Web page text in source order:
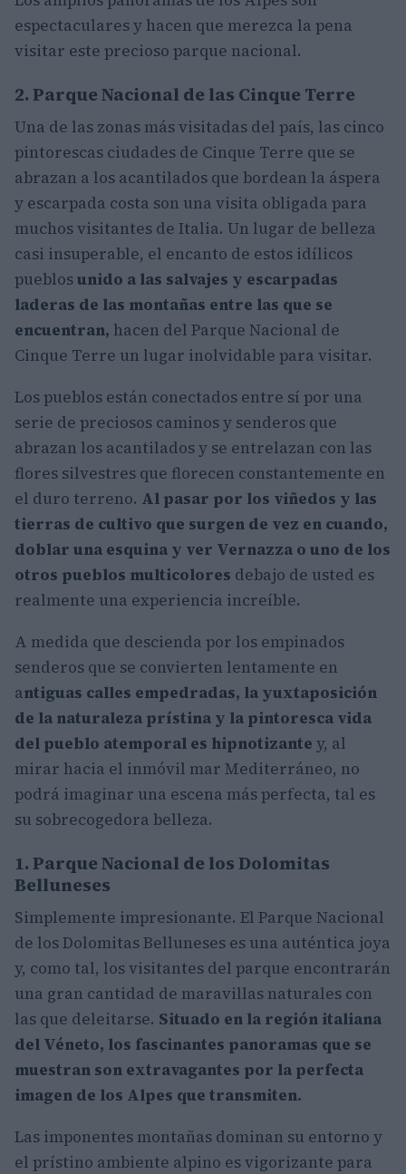
espectaculares y hacen que merezca la pena
visitar este precioso parque nacional.
2. Parque Nacional de las Cinque Terre
Una de las zonas más visitadas del país, las cinco
pintorescas ciudades de Cinque Terre que se
abrazan a los acantilados que bordean la áspera
y escarpada costa son una visita obligada para
muchos visitantes de Italia. Un lugar de belleza
casi insuperable, el encanto de estos idílicos
pueblosunido a las salvajes y escarpadas
laderas de las montañas entre las que se
encuentran, hacen del Parque Nacional de
Cinque Terre un lugar inolvidable para visitar.
Los pueblos están conectados entre sí por una
serie de preciosos caminos y senderos que
abrazan los acantilados y se entrelazan con las
flores silvestres que florecen constantemente en
el duro terreno. Al pasar por los viñedos y las
tierras de cultivo que surgen de vez en cuando,
doblar una esquina y ver Vernazza o uno de los
otros pueblos multicolores debajo de usted es
realmente una experiencia increíble.
A medida que descienda por los empinados
senderos que se convierten lentamente en
antiguas calles empedradas, la yuxtaposición
de la naturaleza prístina y la pintoresca vida
del pueblo atemporal es hipnotizante y, al
mirar hacia el inmóvil mar Mediterráneo, no
podrá imaginar una escena más perfecta, tal es
su sobrecogedora belleza.
1. Parque Nacional de los Dolomitas
Belluneses
Simplemente impresionante. El Parque Nacional
de los Dolomitas Belluneses es una auténtica joya
y, como tal, los visitantes del parque encontrarán
una gran cantidad de maravillas naturales con
las que deleitarse. Situado en la región italiana
del Véneto, los fascinantes panoramas que se
muestran son extravagantes por la perfecta
imagen de los Alpes que transmiten.
Las imponentes montañas dominan su entorno y
el prístino ambiente alpino es vigorizante para